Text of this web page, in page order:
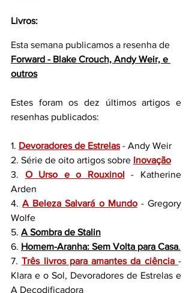
Livros:
Esta semana publicamos a resenha de
Forward - Blake Crouch, Andy Weir, e
outros
Estes foram os dez últimos artigos e
resenhas publicados:
1. Devoradores de Estrelas - Andy Weir
2. Série de oito artigos sobre Inovação
3. O Urso e o Rouxinol - Katherine
Arden
4. A Beleza Salvará o Mundo - Gregory
Wolfe
5. A Sombra de Stalin
6. Homem-Aranha: Sem Volta para Casa.
7. Três livros para amantes da ciência
Klara e o Sol, Devoradores de Estrelas e
A Decodificadora